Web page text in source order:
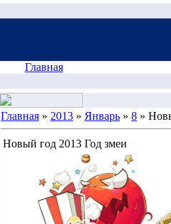
Главная
Главная » 2013 » Январь » 8 »
Новый год 2013 Год змеи